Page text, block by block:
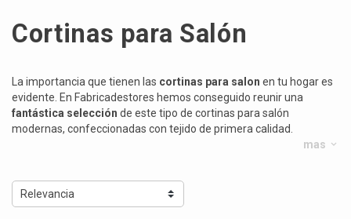
Cortinas para Salón
La importancia que tienen las cortinas para salon en tu hogar es
evidente. En Fabricadestores hemos conseguido reunir una
fantástica selección de este tipo de cortinas para salón
modernas, confeccionadas con tejido de primera calidad.
mas keyboard_arrow_down
Relevancia